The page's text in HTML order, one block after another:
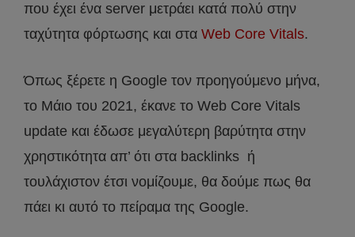
που έχει ένα server μετράει κατά πολύ στην
ταχύτητα φόρτωσης και στα Web Core Vitals.
Όπως ξέρετε η Google τον προηγούμενο μήνα,
το Μάιο του 2021, έκανε το Web Core Vitals
update και έδωσε μεγαλύτερη βαρύτητα στην
χρηστικότητα απ’ ότι στα backlinks ή
τουλάχιστον έτσι νομίζουμε, θα δούμε πως θα
πάει κι αυτό το πείραμα της Google.